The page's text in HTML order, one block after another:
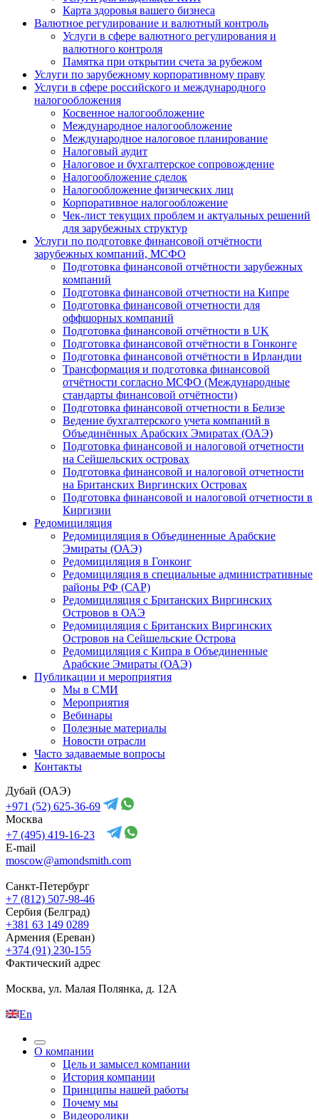
Карта здоровья вашего бизнеса
Валютное регулирование и валютный контроль
Услуги в сфере валютного регулирования и
валютного контроля
Памятка при открытии счета за рубежом
Услуги по зарубежному корпоративному праву
Услуги в сфере российского и международного
налогообложения
Косвенное налогообложение
Международное налогообложение
Международное налоговое планирование
Налоговый аудит
Налоговое и бухгалтерское сопровождение
Налогообложение сделок
Налогообложение физических лиц
Корпоративное налогообложение
Чек-лист текущих проблем и актуальных решений
для зарубежных структур
Услуги по подготовке финансовой отчётности
зарубежных компаний, МСФО
Подготовка финансовой отчётности зарубежных
компаний
Подготовка финансовой отчетности на Кипре
Подготовка финансовой отчетности для
оффшорных компаний
Подготовка финансовой отчётности в UK
Подготовка финансовой отчётности в Гонконге
Подготовка финансовой отчётности в Ирландии
Трансформация и подготовка финансовой
отчётности согласно МСФО (Международные
стандарты финансовой отчётности)
Подготовка финансовой отчетности в Белизе
Ведение бухгалтерского учета компаний в
Объединённых Арабских Эмиратах (ОАЭ)
Подготовка финансовой и налоговой отчетности
на Сейшельских островах
Подготовка финансовой и налоговой отчетности
на Британских Виргинских Островах
Подготовка финансовой и налоговой отчетности в
Киргизии
Редомициляция
Редомициляция в Объединенные Арабские
Эмираты (ОАЭ)
Редомициляция в Гонконг
Редомициляция в специальные административные
районы РФ (САР)
Редомициляция с Британских Виргинских
Островов в ОАЭ
Редомициляция с Британских Виргинских
Островов на Сейшельские Острова
Редомициляция с Кипра в Объединенные
Арабские Эмираты (ОАЭ)
Публикации и мероприятия
Мы в СМИ
Мероприятия
Вебинары
Полезные материалы
Новости отрасли
Часто задаваемые вопросы
Контакты
Дубай (ОАЭ)
+971 (52) 625-36-69
Москва
+7 (495) 419-16-23
E-mail
moscow@amondsmith.com
Санкт-Петербург
+7 (812) 507-98-46
Сербия (Белград)
+381 63 149 0289
Армения (Ереван)
+374 (91) 230-155
Фактический адрес
Москва, ул. Малая Полянка, д. 12А
En
О компании
Цель и замысел компании
История компании
Принципы нашей работы
Почему мы
Видеоролики